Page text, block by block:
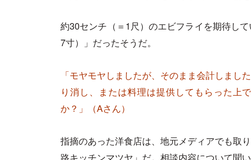
約30センチ（＝1尺）のエビフライを期待し
7寸）」だったそうだ。
「モヤモヤしましたが、そのまま会計しまし
り消し、または料理は提供してもらった上
か？」（Aさん）
指摘のあった洋食店は、地元メディアでも取
路キッチンマツヤ」だ。相談内容について聞